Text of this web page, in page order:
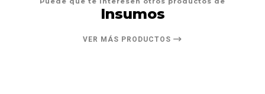
Insumos
VER MÁS PRODUCTOS